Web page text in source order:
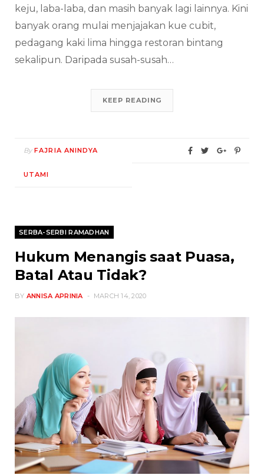
keju, laba-laba, dan masih banyak lagi lainnya. Kini
banyak orang mulai menjajakan kue cubit,
pedagang kaki lima hingga restoran bintang
sekalipun. Daripada susah-susah…
KEEP READING
By FAJRIA ANINDYA
UTAMI
SERBA-SERBI RAMADHAN
Hukum Menangis saat Puasa,
Batal Atau Tidak?
BY ANNISA APRINIA MARCH 14, 2020